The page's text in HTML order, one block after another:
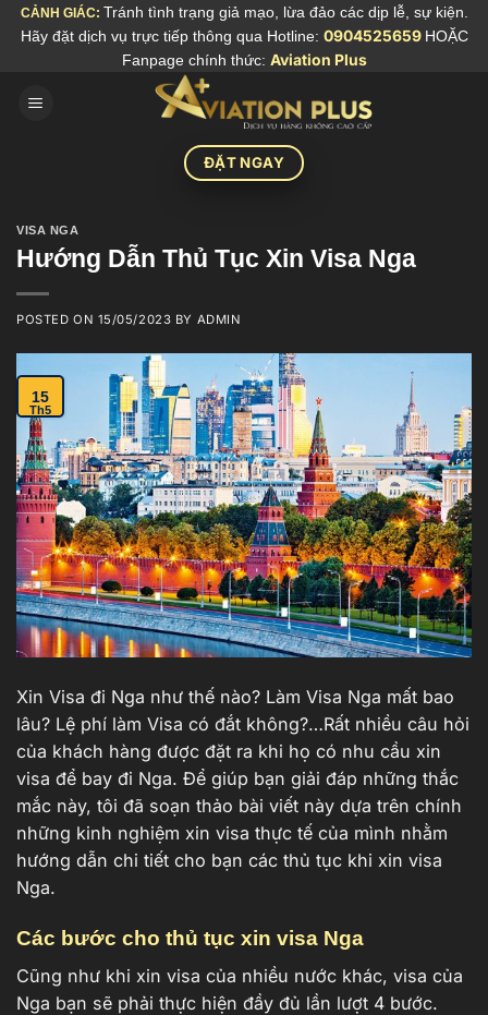
SkipCẢNH GIÁC: Tránh tình trạng giả mạo, lừa đảo các dịp lễ, sự kiện.
Hãy đặt dịch vụ trực tiếp thông qua Hotline: 0904525659 HOẶC
Fanpage chính thức: Aviation Plus
ĐẶT NGAY
VISA NGA
Hướng Dẫn Thủ Tục Xin Visa Nga
POSTED ON 15/05/2023 BY ADMIN
15
Th5
Xin Visa đi Nga như thế nào? Làm Visa Nga mất bao
lâu? Lệ phí làm Visa có đắt không?…Rất nhiều câu hỏi
của khách hàng được đặt ra khi họ có nhu cầu xin
visa để bay đi Nga. Để giúp bạn giải đáp những thắc
mắc này, tôi đã soạn thảo bài viết này dựa trên chính
những kinh nghiệm xin visa thực tế của mình nhằm
hướng dẫn chi tiết cho bạn các thủ tục khi xin visa
Nga.
Các bước cho thủ tục xin visa Nga
Cũng như khi xin visa của nhiều nước khác, visa của
Nga bạn sẽ phải thực hiện đầy đủ lần lượt 4 bước.